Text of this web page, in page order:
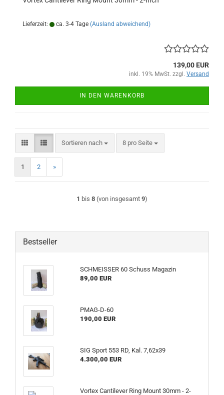
Lieferzeit: ca. 3-4 Tage (Ausland abweichend)
139,00 EUR
inkl. 19% MwSt. zzgl. Versand
IN DEN WARENKORB
Sortieren nach
Sortieren nach 8 pro Seite
pro Seite
1 2 »
1 bis 8 (von insgesamt 9)
Bestseller
SCHMEISSER 60 Schuss Magazin
89,00 EUR
PMAG-D-60
190,00 EUR
SIG Sport 553 RD, Kal. 7,62x39
4.300,00 EUR
Vortex Cantilever Ring Mount 30mm - 2-